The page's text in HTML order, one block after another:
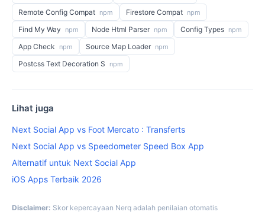
Remote Config Compat npm Firestore Compat npm
Find My Way npm Node Html Parser npm Config Types npm
App Check npm Source Map Loader npm
Postcss Text Decoration S npm
Lihat juga
Next Social App vs Foot Mercato : Transferts
Next Social App vs Speedometer Speed Box App
Alternatif untuk Next Social App
iOS Apps Terbaik 2026
Disclaimer: Skor kepercayaan Nerq adalah penilaian otomatis